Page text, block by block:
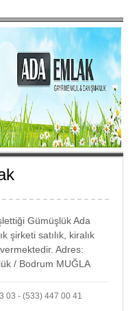
Gümüşlük Ada
şirketi satılık, kiralık
Adres:
/ Bodrum MUĞLA
03 - (533) 447 00 41